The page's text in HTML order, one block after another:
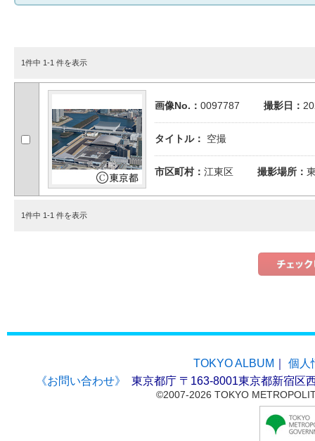
1件中 1-1 件を表示
画像No.： 0097787 撮影日：
タイトル： 空撮
市区町村： 江東区 撮影場所：
1件中 1-1 件を表示
TOKYO ALBUM
個人
《お問い合わせ》
東京都庁 〒163-8001東京都新宿区
©2007-2026 TOKYO